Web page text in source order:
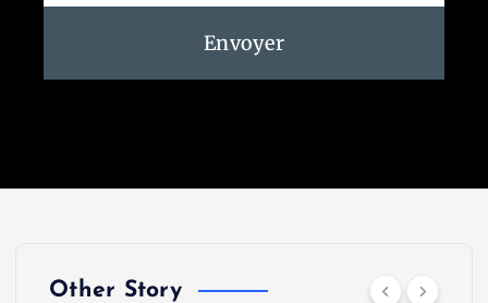
Envoyer
Other Story